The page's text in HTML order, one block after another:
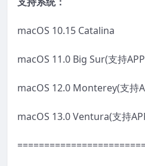
macOS 10.15 Catalina
macOS 11.0 Big Sur(支持
macOS 12.0 Monterey(支持
macOS 13.0 Ventura(支持